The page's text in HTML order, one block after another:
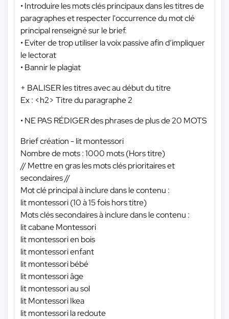
• Introduire les mots clés principaux dans les titres de
paragraphes et respecter l'occurrence du mot clé
principal renseigné sur le brief.
• Eviter de trop utiliser la voix passive afin d’impliquer
le lectorat
• Bannir le plagiat
+ BALISER les titres avec au début du titre
Ex : <h2> Titre du paragraphe 2
• NE PAS RÉDIGER des phrases de plus de 20 MOTS
Brief création - lit montessori
Nombre de mots : 1000 mots (Hors titre)
// Mettre en gras les mots clés prioritaires et
secondaires //
Mot clé principal à inclure dans le contenu :
lit montessori (10 à 15 fois hors titre)
Mots clés secondaires à inclure dans le contenu :
lit cabane Montessori
lit montessori en bois
lit montessori enfant
lit montessori bébé
lit montessori âge
lit montessori au sol
lit Montessori Ikea
lit montessori la redoute